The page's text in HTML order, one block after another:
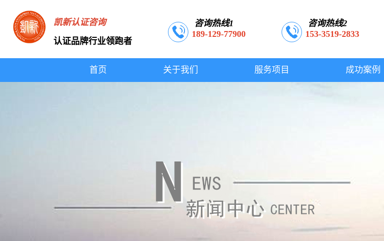
凯新认证咨询
认证品牌行业领跑者
咨询热线1
189-129-77900
咨询热线2
153-3519-2833
首页 关于我们 服务项目 成功案例